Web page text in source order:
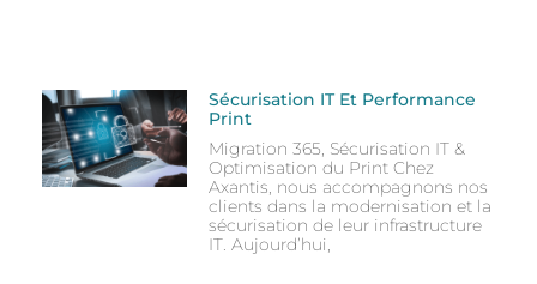
Sécurisation IT Et Performance
Print
Migration 365, Sécurisation IT &
Optimisation du Print Chez
Axantis, nous accompagnons nos
clients dans la modernisation et la
sécurisation de leur infrastructure
IT. Aujourd’hui,